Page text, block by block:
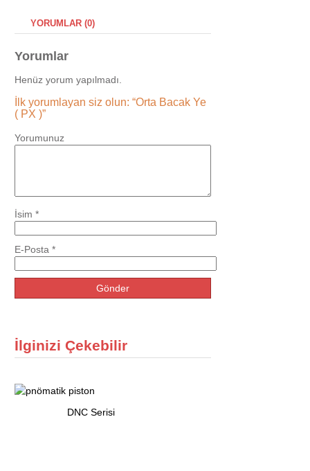
YORUMLAR (0)
Yorumlar
Henüz yorum yapılmadı.
İlk yorumlayan siz olun: “Orta Bacak Ye
( PX )”
Yorumunuz
İsim *
E-Posta *
İlginizi Çekebilir
DNC Serisi